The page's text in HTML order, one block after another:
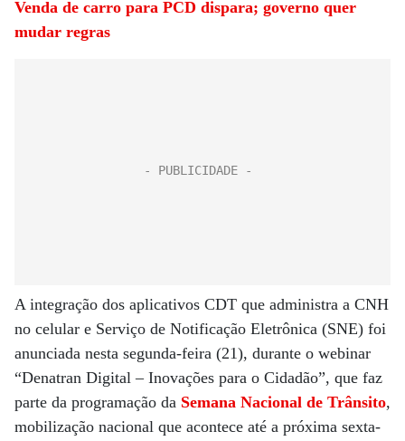
Venda de carro para PCD dispara; governo quer
mudar regras
A integração dos aplicativos CDT que administra a CNH
no celular e Serviço de Notificação Eletrônica (SNE) foi
anunciada nesta segunda-feira (21), durante o webinar
“Denatran Digital – Inovações para o Cidadão”, que faz
parte da programação da Semana Nacional de Trânsito,
mobilização nacional que acontece até a próxima sexta-